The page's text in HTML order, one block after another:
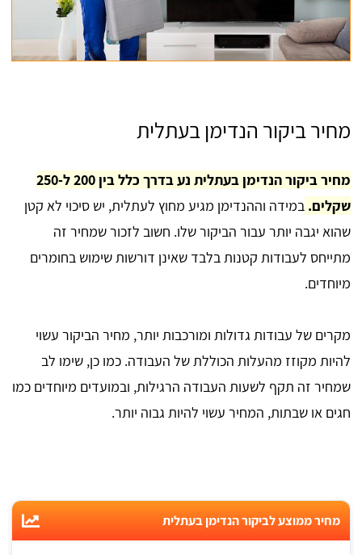
מחיר ביקור הנדימן בעתלית
מחיר ביקור הנדימן בעתלית נע בדרך כלל בין 200 ל-250
שקלים. במידה וההנדימן מגיע מחוץ לעתלית, יש סיכוי לא קטן
שהוא יגבה יותר עבור הביקור שלו. חשוב לזכור שמחיר זה
מתייחס לעבודות קטנות בלבד שאינן דורשות שימוש בחומרים
מיוחדים.
מקרים של עבודות גדולות ומורכבות יותר, מחיר הביקור עשוי
להיות מקוזז מהעלות הכוללת של העבודה. כמו כן, שימו לב
שמחיר זה תקף לשעות העבודה הרגילות, ובמועדים מיוחדים כמו
חגים או שבתות, המחיר עשוי להיות גבוה יותר.
מחיר ממוצע לביקור הנדימן בעתלית